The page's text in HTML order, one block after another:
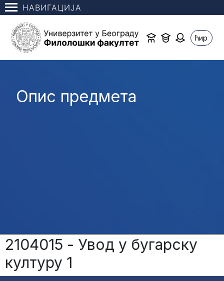
НАВИГАЦИЈА
ћир
Опис предмета
2104015 - Увод у бугарску
културу 1